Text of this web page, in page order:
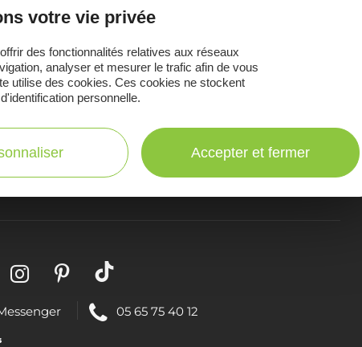
newsletter mensuelle et laissez-vous
pleinement de votre séjour en Aveyron.
Brochures
(nouvelle
fenêtre)
Téléphoner
05 65 75 40 12
votre vie privée
des fonctionnalités relatives aux réseaux
analyser et mesurer le trafic afin de vous
utilise des cookies. Ces cookies ne stockent
personnelle.
Accepter et fermer